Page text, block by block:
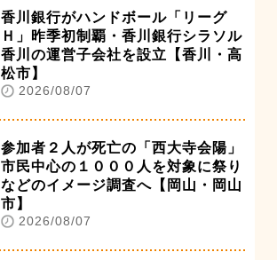
香川銀行がハンドボール「リーグ
Ｈ」昨季初制覇・香川銀行シラソル
香川の運営子会社を設立【香川・高
松市】
2026/08/07
参加者２人が死亡の「西大寺会陽」
市民中心の１０００人を対象に祭り
などのイメージ調査へ【岡山・岡山
市】
2026/08/07